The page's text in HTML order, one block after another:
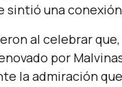
sintió una
al celebrar
por
la admiración